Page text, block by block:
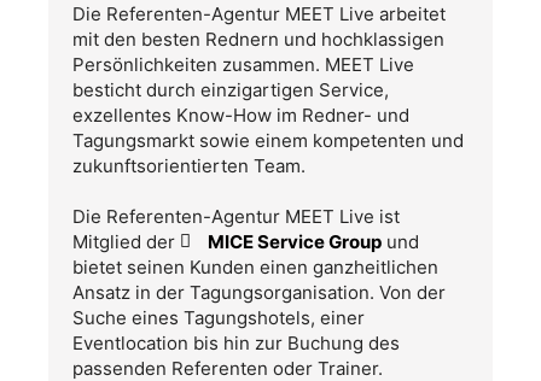
Die Referenten-Agentur MEET Live arbeitet
mit den besten Rednern und hochklassigen
Persönlichkeiten zusammen. MEET Live
besticht durch einzigartigen Service,
exzellentes Know-How im Redner- und
Tagungsmarkt sowie einem kompetenten und
zukunftsorientierten Team.
Die Referenten-Agentur MEET Live ist
Mitglied der
MICE Service Groupund
bietet seinen Kunden einen ganzheitlichen
Ansatz in der Tagungsorganisation. Von der
Suche eines Tagungshotels, einer
Eventlocation bis hin zur Buchung des
passenden Referenten oder Trainer.